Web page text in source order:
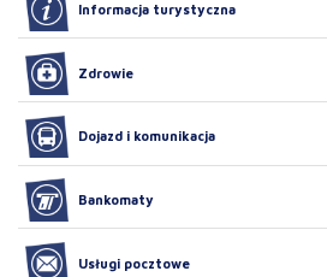
Informacja turystyczna
Zdrowie
Dojazd i komunikacja
Bankomaty
Usługi pocztowe